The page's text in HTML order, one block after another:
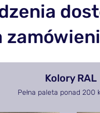
Kolory RAL
Pełna paleta ponad 200